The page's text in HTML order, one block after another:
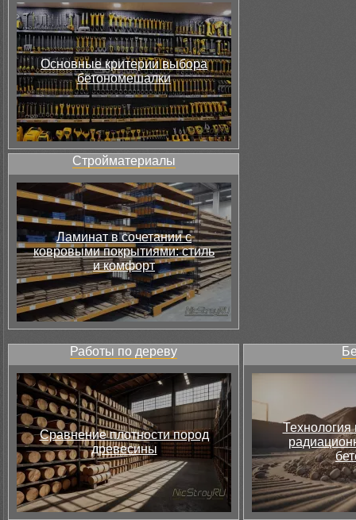
Основные критерии выбора
бетономешалки
Стройматериалы
Ламинат в сочетании с
ковровыми покрытиями: стиль
и комфорт
Работы по дереву
Сравнение плотности пород
древесины
Технология